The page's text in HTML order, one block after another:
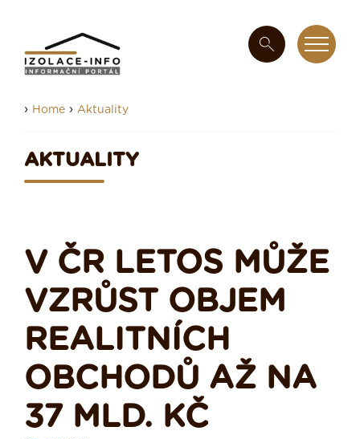
› Home › Aktuality
AKTUALITY
V ČR LETOS MŮŽE
VZRŮST OBJEM
REALITNÍCH
OBCHODŮ AŽ NA
37 MLD. KČ